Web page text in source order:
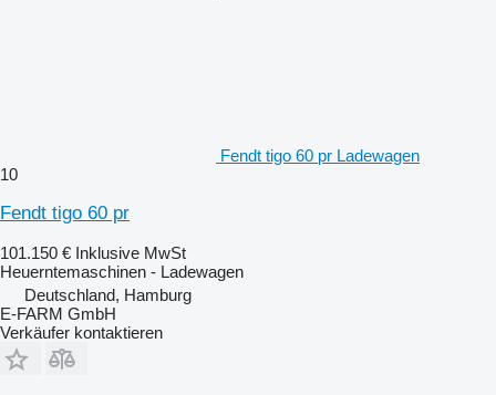
Fendt tigo 60 pr Ladewagen
10
Fendt tigo 60 pr
101.150 € Inklusive MwSt
Heuerntemaschinen - Ladewagen
Deutschland, Hamburg
E-FARM GmbH
Verkäufer kontaktieren